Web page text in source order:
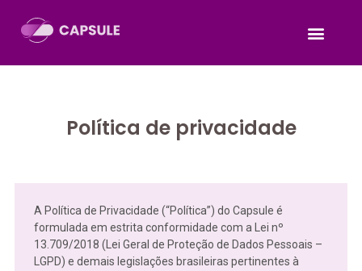
Política de privacidade
A Política de Privacidade (“Política”) do Capsule é
formulada em estrita conformidade com a Lei nº
13.709/2018 (Lei Geral de Proteção de Dados Pessoais –
LGPD) e demais legislações brasileiras pertinentes à